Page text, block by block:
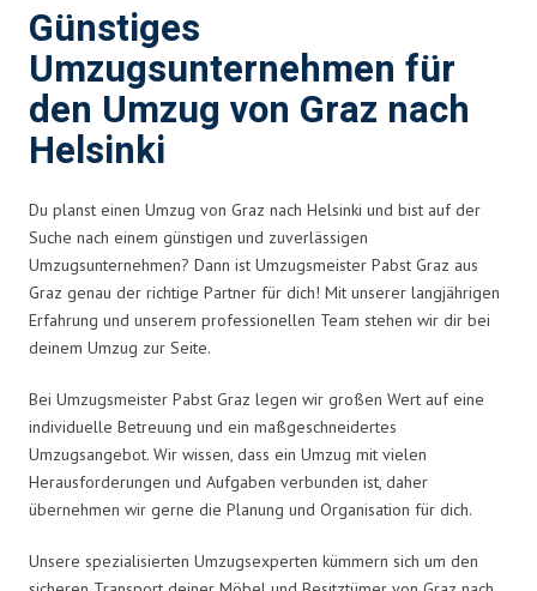
Günstiges
Umzugsunternehmen für
den Umzug von Graz nach
Helsinki
Du planst einen Umzug von Graz nach Helsinki und bist auf der
Suche nach einem günstigen und zuverlässigen
Umzugsunternehmen? Dann ist Umzugsmeister Pabst Graz aus
Graz genau der richtige Partner für dich! Mit unserer langjährigen
Erfahrung und unserem professionellen Team stehen wir dir bei
deinem Umzug zur Seite.
Bei Umzugsmeister Pabst Graz legen wir großen Wert auf eine
individuelle Betreuung und ein maßgeschneidertes
Umzugsangebot. Wir wissen, dass ein Umzug mit vielen
Herausforderungen und Aufgaben verbunden ist, daher
übernehmen wir gerne die Planung und Organisation für dich.
Unsere spezialisierten Umzugsexperten kümmern sich um den